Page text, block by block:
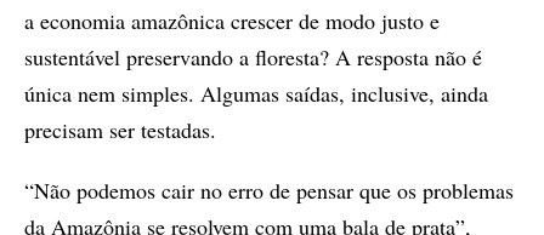
a economia amazônica crescer de modo justo e
sustentável preservando a floresta? A resposta não é
única nem simples. Algumas saídas, inclusive, ainda
precisam ser testadas.
“Não podemos cair no erro de pensar que os problemas
da Amazônia se resolvem com uma bala de prata”,